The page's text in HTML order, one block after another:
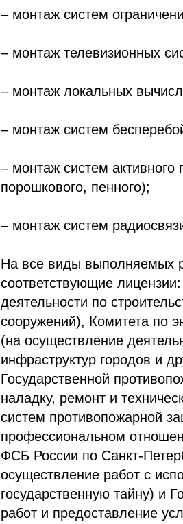
– монтаж систем
– монтаж телевизионных
– монтаж локальных
– монтаж систем
– монтаж систем активного
порошкового, пенного);
– монтаж систем
На все виды выполняемых
соответствующие
деятельности по
сооружений), Комитета по
(на осуществление
инфраструктур городов и
Государственной
наладку, ремонт и
систем противопожарной
профессиональном
ФСБ России по Санкт-
осуществление работ с
государственную тайну) и
работ и предоставление